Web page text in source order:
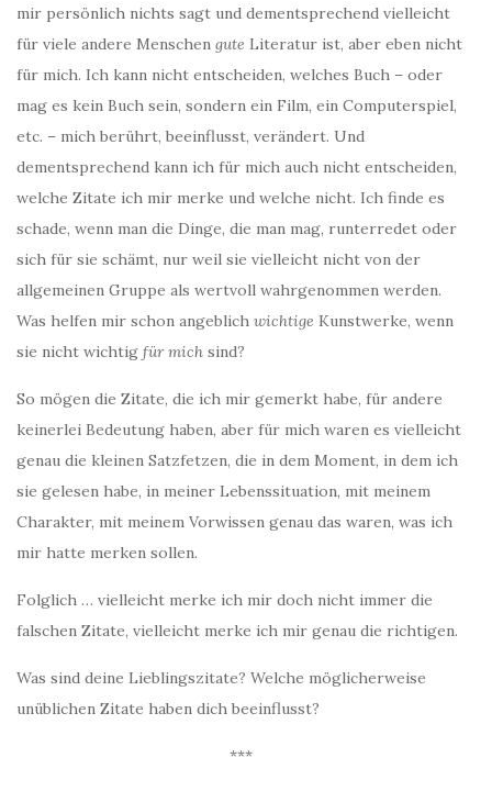
mir persönlich nichts sagt und dementsprechend vielleicht
für viele andere Menschen gute Literatur ist, aber eben nicht
für mich. Ich kann nicht entscheiden, welches Buch – oder
mag es kein Buch sein, sondern ein Film, ein Computerspiel,
etc. – mich berührt, beeinflusst, verändert. Und
dementsprechend kann ich für mich auch nicht entscheiden,
welche Zitate ich mir merke und welche nicht. Ich finde es
schade, wenn man die Dinge, die man mag, runterredet oder
sich für sie schämt, nur weil sie vielleicht nicht von der
allgemeinen Gruppe als wertvoll wahrgenommen werden.
Was helfen mir schon angeblich wichtige Kunstwerke, wenn
sie nicht wichtig für mich sind?
So mögen die Zitate, die ich mir gemerkt habe, für andere
keinerlei Bedeutung haben, aber für mich waren es vielleicht
genau die kleinen Satzfetzen, die in dem Moment, in dem ich
sie gelesen habe, in meiner Lebenssituation, mit meinem
Charakter, mit meinem Vorwissen genau das waren, was ich
mir hatte merken sollen.
Folglich … vielleicht merke ich mir doch nicht immer die
falschen Zitate, vielleicht merke ich mir genau die richtigen.
Was sind deine Lieblingszitate? Welche möglicherweise
unüblichen Zitate haben dich beeinflusst?
***